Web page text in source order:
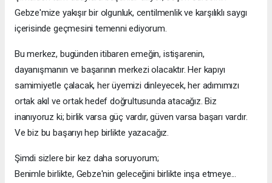
Gebze'mize yakışır bir olgunluk, centilmenlik ve karşılıklı saygı
içerisinde geçmesini temenni ediyorum.
Bu merkez, bugünden itibaren emeğin, istişarenin,
dayanışmanın ve başarının merkezi olacaktır. Her kapıyı
samimiyetle çalacak, her üyemizi dinleyecek, her adımımızı
ortak akıl ve ortak hedef doğrultusunda atacağız. Biz
inanıyoruz ki; birlik varsa güç vardır, güven varsa başarı vardır.
Ve biz bu başarıyı hep birlikte yazacağız.
Şimdi sizlere bir kez daha soruyorum;
Benimle birlikte, Gebze'nin geleceğini birlikte inşa etmeye...